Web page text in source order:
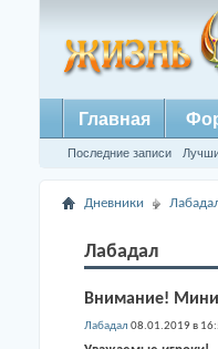
Главная
Последние записи
Дневники
Лабадал
Внимание!
Лабадал 08.01.2019 в